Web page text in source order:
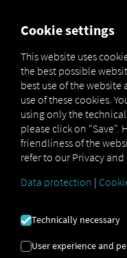
combinate
economice.
Cookie settings
This website uses
the best possible
best use of the website
use of these cookies.
using only the
please click on "Save".
friendliness of the
refer to our Privacy and
Data protection |
Technically necessary
User experience and